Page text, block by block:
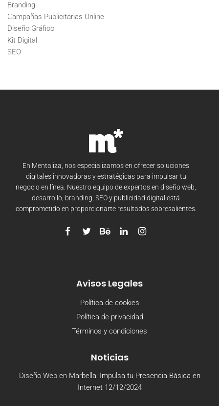
Branding
Campañas Publicitarias Online
Diseño Gráfico
Kit Digital
SEO
En Mentaliza, nos especializamos en ofrecer soluciones
digitales innovadoras y estratégicas para impulsar tu
negocio en línea. Nuestro equipo de expertos en diseño web,
desarrollo, branding, SEO y publicidad digital está
comprometido en proporcionarte resultados sobresalientes.
Avisos Legales
Política de cookies
Política de privacidad
Términos y condiciones
Noticias
Diseño Web en Marbella: Impulsa tu Presencia Básica en
Internet 12/12/2024